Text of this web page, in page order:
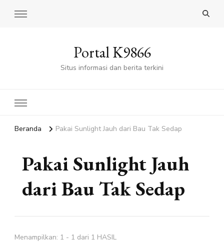
Portal K9866
Situs informasi dan berita terkini
Beranda Pakai Sunlight Jauh dari Bau Tak Sedap
Pakai Sunlight Jauh
dari Bau Tak Sedap
Menampilkan: 1 - 1 dari 1 HASIL